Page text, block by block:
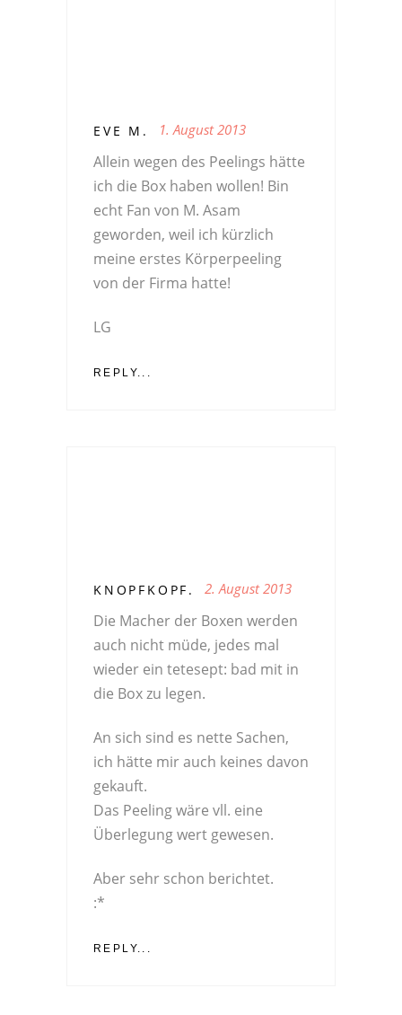
EVE M. 1. August 2013
Allein wegen des Peelings hätte
ich die Box haben wollen! Bin
echt Fan von M. Asam
geworden, weil ich kürzlich
meine erstes Körperpeeling
von der Firma hatte!
LG
REPLY...
KNOPFKOPF. 2. August 2013
Die Macher der Boxen werden
auch nicht müde, jedes mal
wieder ein tetesept: bad mit in
die Box zu legen.
An sich sind es nette Sachen,
ich hätte mir auch keines davon
gekauft.
Das Peeling wäre vll. eine
Überlegung wert gewesen.
Aber sehr schon berichtet.
:*
REPLY...